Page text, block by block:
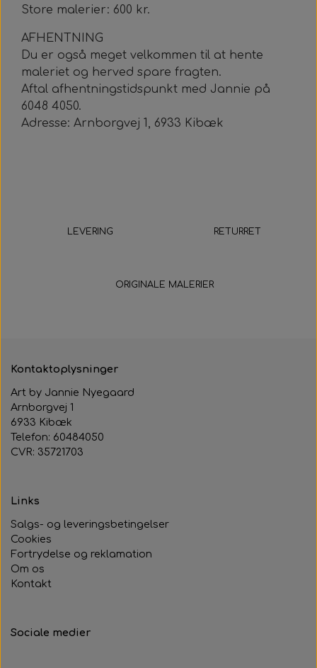
Store malerier: 600 kr.
AFHENTNING
Du er også meget velkommen til at hente
maleriet og herved spare fragten.
Aftal afhentningstidspunkt med Jannie på
6048 4050.
Adresse: Arnborgvej 1, 6933 Kibæk
LEVERING RETURRET
ORIGINALE MALERIER
Kontaktoplysninger
Art by Jannie Nyegaard
Arnborgvej 1
6933 Kibæk
Telefon: 60484050
CVR: 35721703
Links
Salgs- og leveringsbetingelser
Cookies
Fortrydelse og reklamation
Om os
Kontakt
Sociale medier